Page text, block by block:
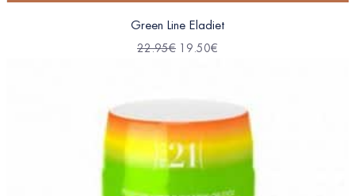
Green Line Eladiet
22.95€ 19.50€